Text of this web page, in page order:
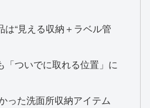
“見える収納＋ラベル管
ついでに取れる位置」に
った洗面所収納アイテム